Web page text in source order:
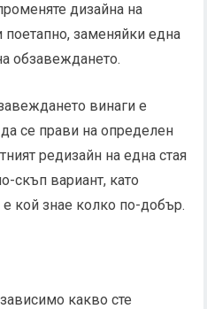
дизайна на
поетапно, заменяйки една
обзавеждането.
винаги е
се прави на определен
редизайн на една стая
скъп вариант, като
е кой знае колко по-добър.
какво сте